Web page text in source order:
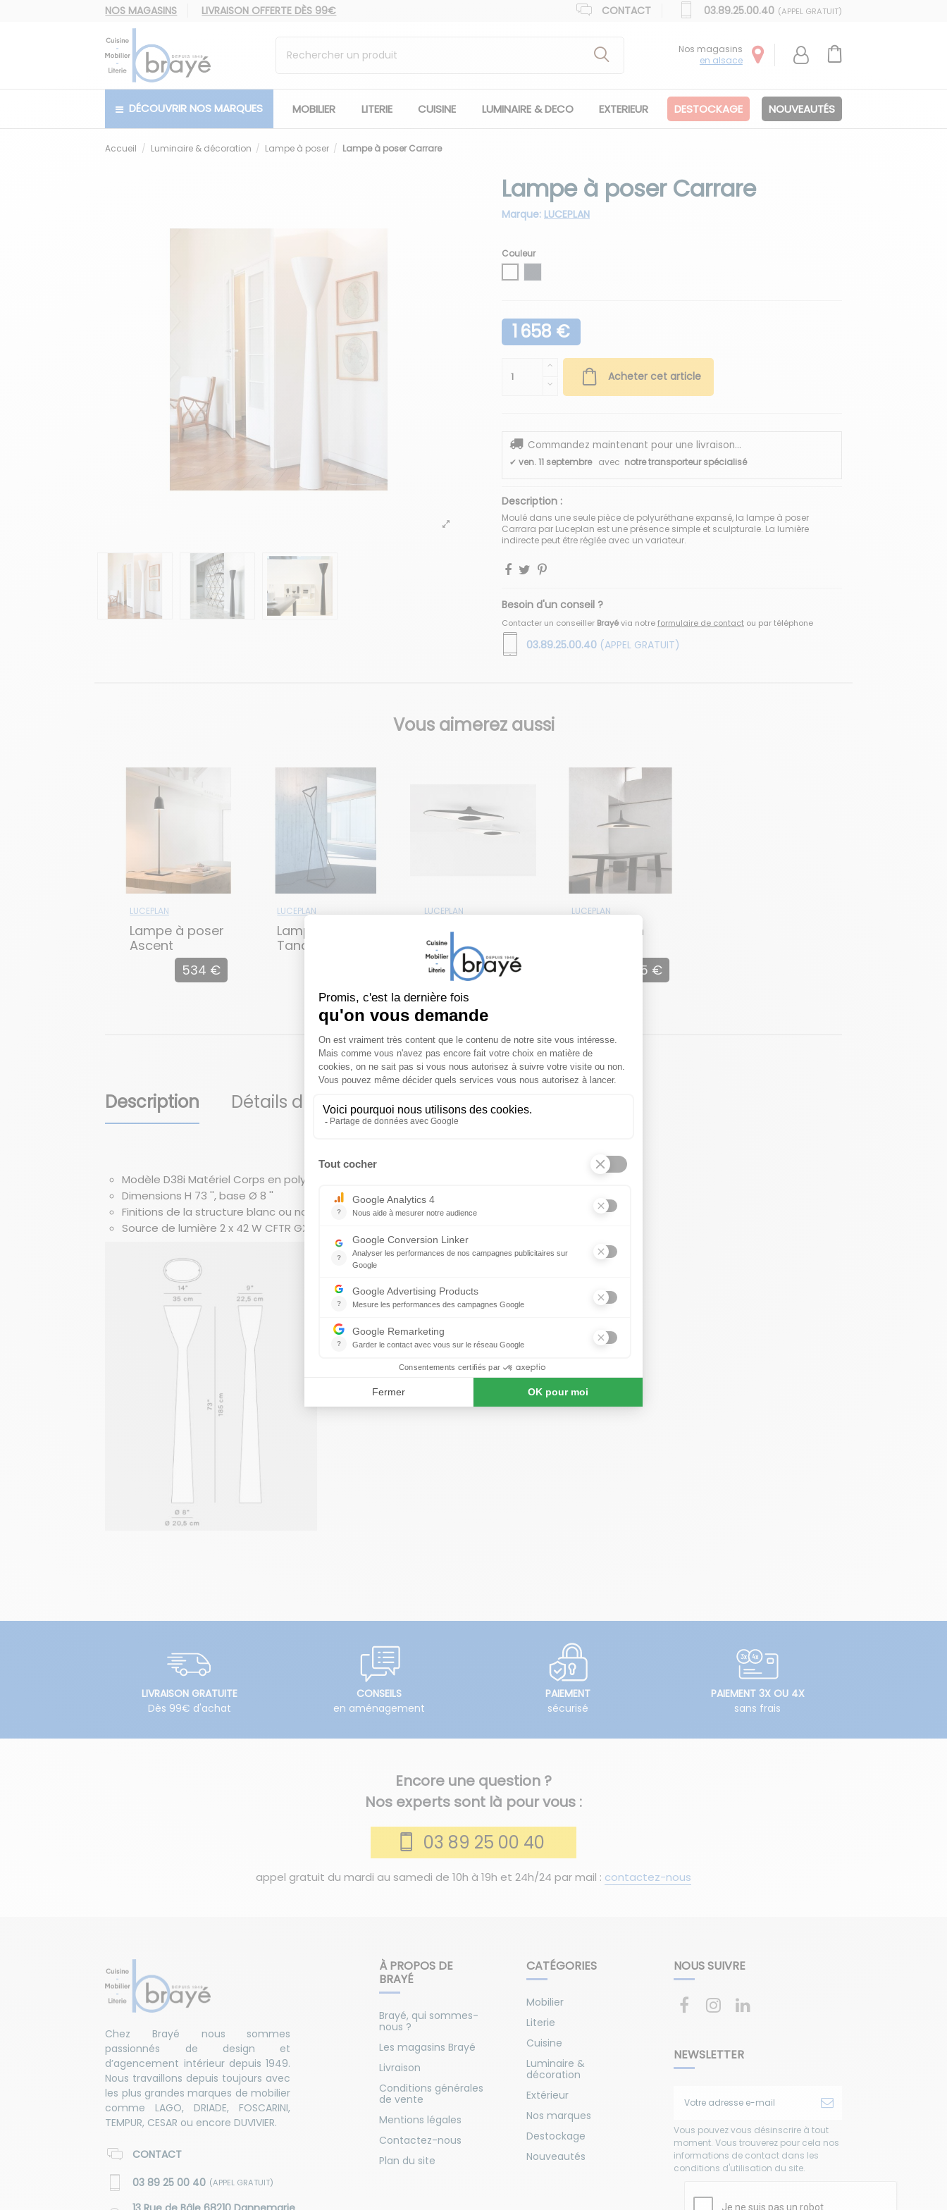
NOS MAGASINS LIVRAISON OFFERTE DÈS 99€ CONTACT 03.89.25.00.40 (APPEL GRATUIT)
Nos magasins
en alsace
DÉCOUVRIR NOS MARQUES MOBILIER LITERIE CUISINE LUMINAIRE & DECO EXTERIEUR DESTOCKAGE NOUVEAUTÉS
Accueil Luminaire & décoration Lampe à poser Lampe à poser Carrare
Lampe à poser Carrare
Marque: LUCEPLAN
Couleur
1 658 €
Acheter cet article
Commandez maintenant pour une livraison...
✔ ven. 11 septembre avec notre transporteur spécialisé
Description :
Moulé dans une seule pièce de polyuréthane expansé, la lampe à poser
Carrara par Luceplan est une présence simple et sculpturale. La lumière
indirecte peut être réglée avec un variateur.
Besoin d'un conseil ?
Contacter un conseiller Brayévia notreformulaire de contact ou par téléphone
03.89.25.00.40 (APPEL GRATUIT)
Vous aimerez aussi
LUCEPLAN
Lampe à poser
Ascent
534 €
LUCEPLAN
Lampe à poser
Tango
LUCEPLAN
Plafonnier
Soleil Noir
2 495 €
LUCEPLAN
Suspension
2 495 €
Lampe à poser Carrare
Description Détails du produit À propos de LUCEPLAN
Modèle D38i Matériel Corps en polyurétane expansé peint, ignifuge
Dimensions H 73 '', base Ø 8 ''
Finitions de la structure blanc ou noir
Source de lumière 2 x 42 W CFTR GX24-q4
Encore une question ?
Nos experts sont là pour vous :
03 89 25 00 40
appel gratuit du mardi au samedi de 10h à 19h et 24h/24 par mail : contactez-nous
LIVRAISON GRATUITE
Dès 99€ d'achat
CONSEILS
en aménagement
PAIEMENT
sécurisé
PAIEMENT 3X OU 4X
sans frais
À PROPOS DE
BRAYÉ
Brayé, qui sommes-
nous ?
Les magasins Brayé
Livraison
Conditions générales
de vente
Mentions légales
Contactez-nous
Plan du site
CATÉGORIES
Mobilier
Literie
Cuisine
Luminaire &
décoration
Extérieur
Nos marques
Destockage
Nouveautés
Chez Brayé nous sommes
passionnés de design et
d’agencement intérieur depuis 1949.
Nous travaillons depuis toujours avec
les plus grandes marques de mobilier
comme LAGO, DRIADE, FOSCARINI,
TEMPUR, CESAR ou encore DUVIVIER.
CONTACT
03 89 25 00 40 (APPEL GRATUIT)
NOUS SUIVRE
NEWSLETTER
Vous pouvez vous désinscrire à tout
moment. Vous trouverez pour cela nos
informations de contact dans les
conditions d'utilisation du site.